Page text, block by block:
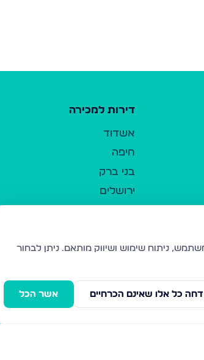
דירות למכירה
אשדוד
חיפה
בני ברק
ירושלים
בית שמש
ביתר עילית
ניתן לבחור
אשר הכל דחה כל אלו שאינם הכרחיים